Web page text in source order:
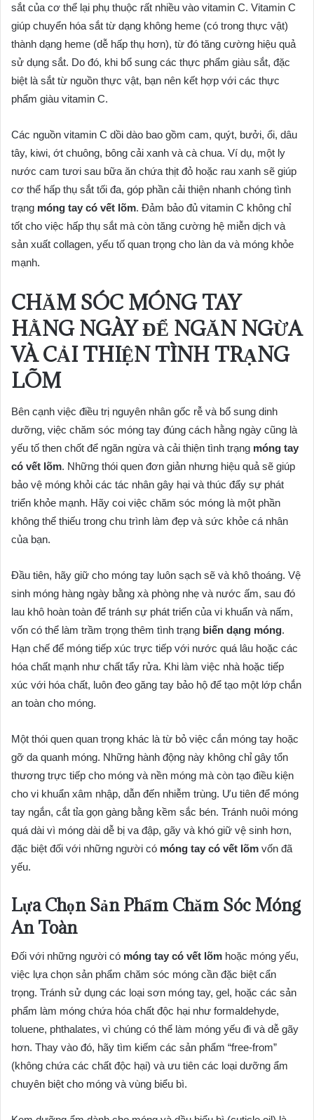
sắt của cơ thể lại phụ thuộc rất nhiều vào vitamin C. Vitamin C
giúp chuyển hóa sắt từ dạng không heme (có trong thực vật)
thành dạng heme (dễ hấp thụ hơn), từ đó tăng cường hiệu quả
sử dụng sắt. Do đó, khi bổ sung các thực phẩm giàu sắt, đặc
biệt là sắt từ nguồn thực vật, bạn nên kết hợp với các thực
phẩm giàu vitamin C.
Các nguồn vitamin C dồi dào bao gồm cam, quýt, bưởi, ổi, dâu
tây, kiwi, ớt chuông, bông cải xanh và cà chua. Ví dụ, một ly
nước cam tươi sau bữa ăn chứa thịt đỏ hoặc rau xanh sẽ giúp
cơ thể hấp thụ sắt tối đa, góp phần cải thiện nhanh chóng tình
trạng móng tay có vết lõm. Đảm bảo đủ vitamin C không chỉ
tốt cho việc hấp thụ sắt mà còn tăng cường hệ miễn dịch và
sản xuất collagen, yếu tố quan trọng cho làn da và móng khỏe
mạnh.
CHĂM SÓC MÓNG TAY
HẰNG NGÀY ĐỂ NGĂN NGỪA
VÀ CẢI THIỆN TÌNH TRẠNG
LÕM
Bên cạnh việc điều trị nguyên nhân gốc rễ và bổ sung dinh
dưỡng, việc chăm sóc móng tay đúng cách hằng ngày cũng là
yếu tố then chốt để ngăn ngừa và cải thiện tình trạng móng tay
có vết lõm. Những thói quen đơn giản nhưng hiệu quả sẽ giúp
bảo vệ móng khỏi các tác nhân gây hại và thúc đẩy sự phát
triển khỏe mạnh. Hãy coi việc chăm sóc móng là một phần
không thể thiếu trong chu trình làm đẹp và sức khỏe cá nhân
của bạn.
Đầu tiên, hãy giữ cho móng tay luôn sạch sẽ và khô thoáng. Vệ
sinh móng hàng ngày bằng xà phòng nhẹ và nước ấm, sau đó
lau khô hoàn toàn để tránh sự phát triển của vi khuẩn và nấm,
vốn có thể làm trầm trọng thêm tình trạng biến dạng móng.
Hạn chế để móng tiếp xúc trực tiếp với nước quá lâu hoặc các
hóa chất mạnh như chất tẩy rửa. Khi làm việc nhà hoặc tiếp
xúc với hóa chất, luôn đeo găng tay bảo hộ để tạo một lớp chắn
an toàn cho móng.
Một thói quen quan trọng khác là từ bỏ việc cắn móng tay hoặc
gỡ da quanh móng. Những hành động này không chỉ gây tổn
thương trực tiếp cho móng và nền móng mà còn tạo điều kiện
cho vi khuẩn xâm nhập, dẫn đến nhiễm trùng. Ưu tiên để móng
tay ngắn, cắt tỉa gọn gàng bằng kềm sắc bén. Tránh nuôi móng
quá dài vì móng dài dễ bị va đập, gãy và khó giữ vệ sinh hơn,
đặc biệt đối với những người có móng tay có vết lõm vốn đã
yếu.
Lựa Chọn Sản Phẩm Chăm Sóc Móng
An Toàn
Đối với những người có móng tay có vết lõm hoặc móng yếu,
việc lựa chọn sản phẩm chăm sóc móng cần đặc biệt cẩn
trọng. Tránh sử dụng các loại sơn móng tay, gel, hoặc các sản
phẩm làm móng chứa hóa chất độc hại như formaldehyde,
toluene, phthalates, vì chúng có thể làm móng yếu đi và dễ gãy
hơn. Thay vào đó, hãy tìm kiếm các sản phẩm “free-from”
(không chứa các chất độc hại) và ưu tiên các loại dưỡng ẩm
chuyên biệt cho móng và vùng biểu bì.